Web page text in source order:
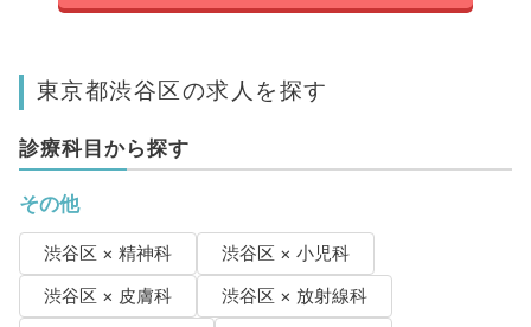
東京都渋谷区の求人を探す
診療科目から探す
その他
渋谷区 × 精神科
渋谷区 × 小児科
渋谷区 × 皮膚科
渋谷区 × 放射線科